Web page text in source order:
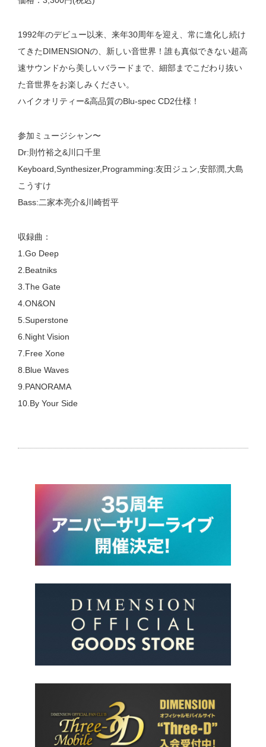
1992年のデビュー以来、来年30周年を迎え、常に進化し続け
てきたDIMENSIONの、新しい音世界！誰も真似できない超高
速サウンドから美しいバラードまで、細部までこだわり抜い
た音世界をお楽しみください。
ハイクオリティー&高品質のBlu-spec CD2仕様！
参加ミュージシャン〜
Dr:則竹裕之&川口千里
Keyboard,Synthesizer,Programming:友田ジュン,安部潤,大島
こうすけ
Bass:二家本亮介&川崎哲平
収録曲：
1.Go Deep
2.Beatniks
3.The Gate
4.ON&ON
5.Superstone
6.Night Vision
7.Free Xone
8.Blue Waves
9.PANORAMA
10.By Your Side